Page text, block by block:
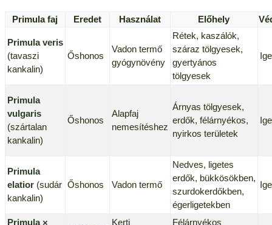
Primula faj Eredet Használat Előhely
Primula veris
(tavaszi
kankalin)
Őshonos
Vadon termő
gyógynövény
Rétek, kaszálók,
száraz tölgyesek,
gyertyános
tölgyesek
Primula
vulgaris
(szártalan
kankalin)
Őshonos
Alapfaj
nemesítéshez
Árnyas tölgyesek,
erdők, félárnyékos,
nyirkos területek
Primula
elatior(sudár
kankalin)
Őshonos Vadon termő
Nedves, ligetes
erdők, bükkösökben,
szurdokerdőkben,
égerligetekben
Primula ×
Kerti
Félárnyékos